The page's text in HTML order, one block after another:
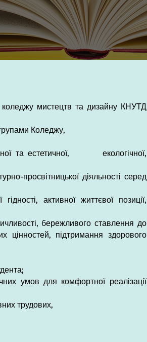
коледжу мистецтв та дизайну КНУТД
Коледжу,
та естетичної, екологічної,
просвітницької діяльності серед
активної життєвої позиції,
бережливого ставлення до
цінностей, підтримання здорового
умов для комфортної реалізації
трудових,